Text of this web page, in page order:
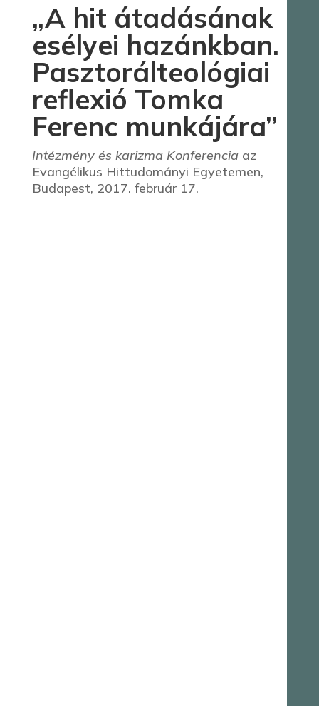
„A hit átadásának
esélyei hazánkban.
Pasztorálteológiai
reflexió Tomka
Ferenc munkájára”
Intézmény és karizma Konferenciaaz
Evangélikus Hittudományi Egyetemen,
Budapest, 2017. február 17.